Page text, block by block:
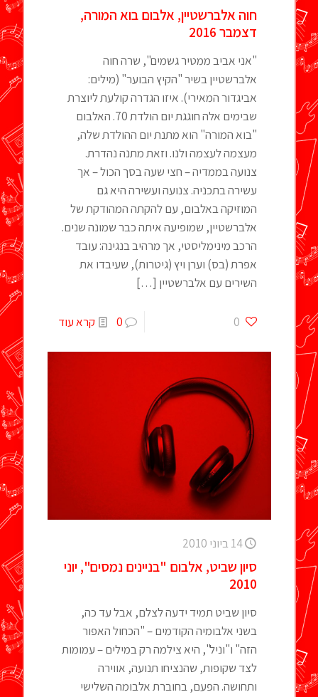
חוה אלברשטיין, אלבום בוא המורה,
דצמבר 2016
"אני אביב ממטיר גשמים", שרה חוה
אלברשטיין בשיר "הקיץ הבוער" (מילים:
אביגדור המאירי). איזו הגדרה קולעת ליוצרת
שבימים אלה חוגגת יום הולדת 70. האלבום
"בוא המורה" הוא מתנת יום ההולדת שלה,
מעצמה לעצמה ולנו. וזאת מתנה נהדרת.
צנועה בממדיה – חצי שעה בסך הכול – אך
עשירה בתכניה. צנועה ועשירה היא גם
המוזיקה באלבום, עם להקתה המהודקת של
אלברשטיין, שמופיעה איתה כבר שמונה שנים.
הרכב מינימליסטי, אך מרהיב בנגינה: עובד
אפרת (בס) וערן ויץ (גיטרות), שעיבדו את
השירים עם אלברשטיין […]
0
0 קרא עוד
14 ביוני 2010
סיון שביט, אלבום "בניינים נמסים", יוני
2010
סיון שביט תמיד ידעה לצלם, אבל עד כה,
בשני אלבומיה הקודמים – "הכחול האפור
הזה" ו"וניל", היא צילמה רק במילים – עמומות
לצד שקופות, שהנציחו תנועה, אווירה
ותחושה. הפעם, בחוברת אלבומה השלישי